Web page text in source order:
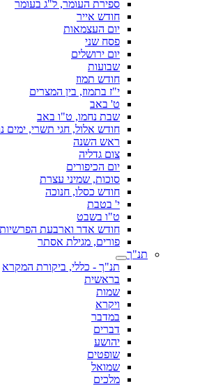
ספירת העומר, ל"ג בעומר
חודש אייר
יום העצמאות
פסח שני
יום ירושלים
שבועות
חודש תמוז
י"ז בתמוז, בין המצרים
ט' באב
שבת נחמו, ט"ו באב
חודש אלול, חגי תשרי, ימים
ראש השנה
צום גדליה
יום הכיפורים
סוכות, שמיני עצרת
חודש כסלו, חנוכה
י' בטבת
ט"ו בשבט
חודש אדר וארבעת הפרשיות
פורים, מגילת אסתר
תנ"ך
תנ"ך - כללי, ביקורת המקרא
בראשית
שמות
ויקרא
במדבר
דברים
יהושע
שופטים
שמואל
מלכים